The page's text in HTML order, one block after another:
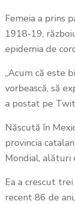
Femeia a prins
1918-19,
epidemia de
„Acum că este
vorbească, să
a postat pe
Născută în
provincia
Mondial, alături
Ea a crescut
recent 86 de